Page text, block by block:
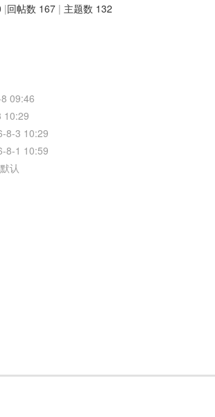
络
|回帖数 167 | 主题数 132
09:46
10:29
8-3 10:29
8-1 10:59
认